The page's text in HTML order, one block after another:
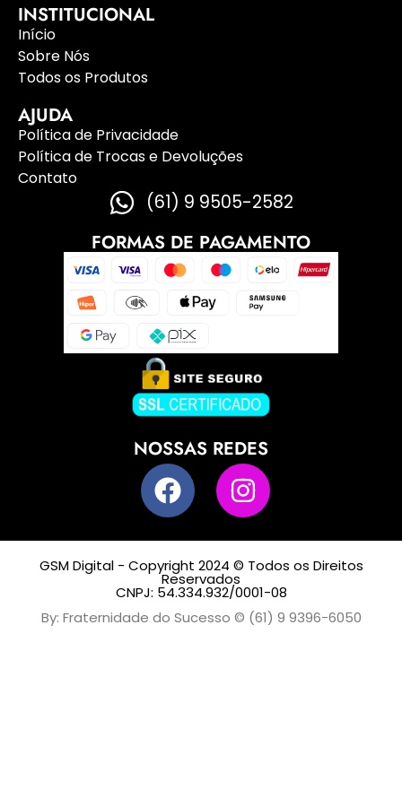
INSTITUCIONAL
Início
Sobre Nós
Todos os Produtos
AJUDA
Política de Privacidade
Política de Trocas e Devoluções
Contato
(61) 9 9505-2582
FORMAS DE PAGAMENTO
NOSSAS REDES
GSM Digital - Copyright 2024 © Todos os Direitos
Reservados
CNPJ: 54.334.932/0001-08
By: Fraternidade do Sucesso © (61) 9 9396-6050